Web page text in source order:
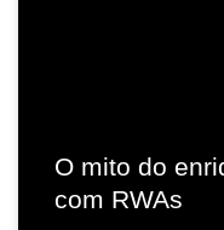
O mito do
com RWAs